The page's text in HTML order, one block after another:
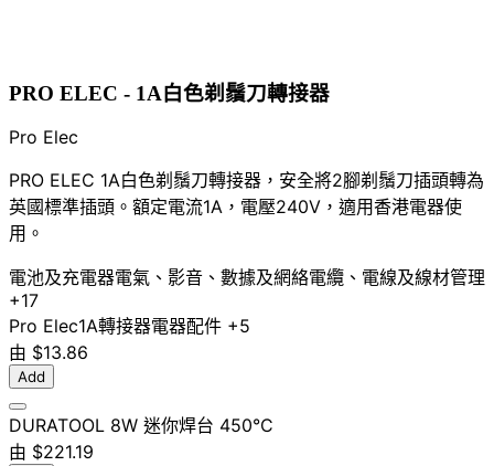
PRO ELEC - 1A白色剃鬚刀轉接器
Pro Elec
PRO ELEC 1A白色剃鬚刀轉接器，安全將2腳剃鬚刀插頭轉為
英國標準插頭。額定電流1A，電壓240V，適用香港電器使
用。
電池及充電器電氣、影音、數據及網絡電纜、電線及線材管理
+17
Pro Elec1A轉接器電器配件 +5
由 $13.86
Add
DURATOOL 8W 迷你焊台 450°C
由 $221.19